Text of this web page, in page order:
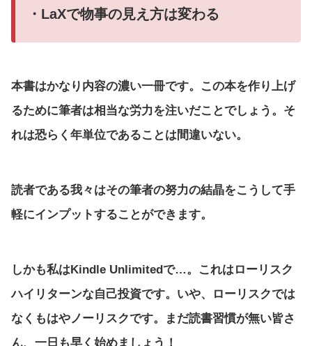
・LaXで物事の見え方は変わる
本書はかなり内容の濃い一冊です。この本を作り上げ
るために筆者は相当な労力を注いだことでしょう。そ
れは恐らく年単位であることは間違いない。
読者である我々はその筆者の努力の結晶をこうして手
軽にインプットすることができます。
しかも私はKindle Unlimitedで…。これはローリスク
ハイリターンな自己投資です。いや、ローリスクでは
なくもはやノーリスクです。まだ読書習慣が無い皆さ
ん、一日も早く始めましょう！